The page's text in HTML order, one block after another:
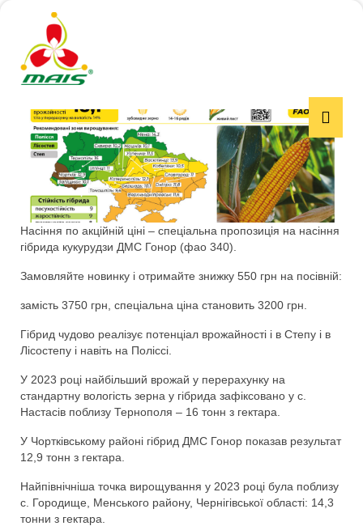
Насіння по акційній ціні – спеціальна пропозиція на насіння
гібрида кукурудзи ДМС Гонор (фао 340).
Замовляйте новинку і отримайте знижку 550 грн на посівній:
замість 3750 грн, спеціальна ціна становить 3200 грн.
Гібрид чудово реалізує потенціал врожайності і в Степу і в
Лісостепу і навіть на Поліссі.
У 2023 році найбільший врожай у перерахунку на
стандартну вологість зерна у гібрида зафіксовано у с.
Настасів поблизу Тернополя – 16 тонн з гектара.
У Чортківському районі гібрид ДМС Гонор показав результат
12,9 тонн з гектара.
Найпівнічніша точка вирощування у 2023 році була поблизу
с. Городище, Менського району, Чернігівської області: 14,3
тонни з гектара.